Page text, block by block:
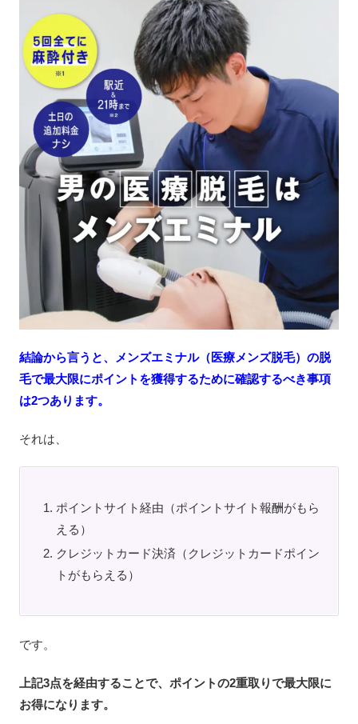
結論から言うと、メンズエミナル（医療メンズ脱毛）の脱
毛で最大限にポイントを獲得するために確認するべき事項
は2つあります。
それは、
ポイントサイト経由（ポイントサイト報酬がもら
える）
クレジットカード決済（クレジットカードポイン
トがもらえる）
です。
上記3点を経由することで、ポイントの2重取りで最大限に
お得になります。